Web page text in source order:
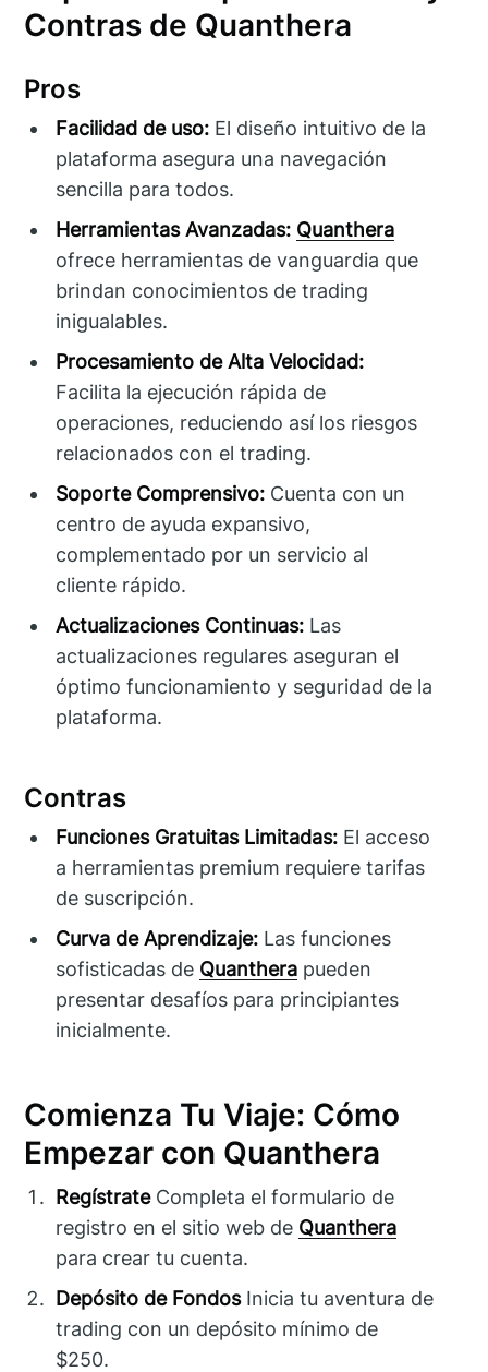
Contras de Quanthera
Pros
Facilidad de uso: El diseño intuitivo de la
plataforma asegura una navegación
sencilla para todos.
Herramientas Avanzadas: Quanthera
ofrece herramientas de vanguardia que
brindan conocimientos de trading
inigualables.
Procesamiento de Alta Velocidad:
Facilita la ejecución rápida de
operaciones, reduciendo así los riesgos
relacionados con el trading.
Soporte Comprensivo: Cuenta con un
centro de ayuda expansivo,
complementado por un servicio al
cliente rápido.
Actualizaciones Continuas: Las
actualizaciones regulares aseguran el
óptimo funcionamiento y seguridad de la
plataforma.
Contras
Funciones Gratuitas Limitadas: El acceso
a herramientas premium requiere tarifas
de suscripción.
Curva de Aprendizaje: Las funciones
sofisticadas de Quanthera pueden
presentar desafíos para principiantes
inicialmente.
Comienza Tu Viaje: Cómo
Empezar con Quanthera
RegístrateCompleta el formulario de
registro en el sitio web de Quanthera
para crear tu cuenta.
Depósito de FondosInicia tu aventura de
trading con un depósito mínimo de
$250.